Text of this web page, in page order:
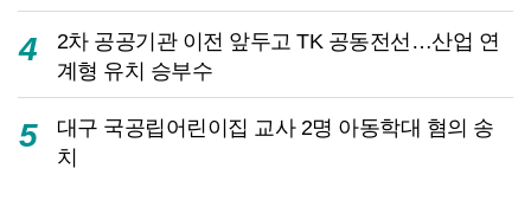
4
2차 공공기관 이전 앞두고 TK 공동전선…산업 연
계형 유치 승부수
5
대구 국공립어린이집 교사 2명 아동학대 혐의 송
치